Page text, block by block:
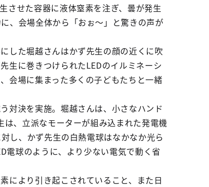
させた容器に液体窒素を注ぎ、曇が発生
、会場全体から「おぉ～」と驚きの声が
した堀越さんはかず先生の顔の近くに吹
生に巻きつけられたLEDのイルミネーシ
会場に集まった多くの子どもたちと一緒
対決を実施。堀越さんは、小さなハンド
、立派なモーターが組み込まれた発電機
し、かず先生の白熱電球はなかなか光ら
電球のように、より少ない電気で動く省
により引き起こされていること、また日